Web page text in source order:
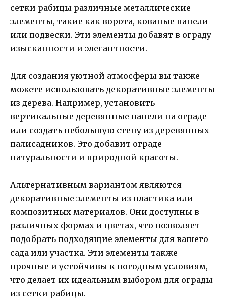
сетки рабицы различные металлические
элементы, такие как ворота, кованые панели
или подвески. Эти элементы добавят в ограду
изысканности и элегантности.
Для создания уютной атмосферы вы также
можете использовать декоративные элементы
из дерева. Например, установить
вертикальные деревянные панели на ограде
или создать небольшую стену из деревянных
палисадников. Это добавит ограде
натуральности и природной красоты.
Альтернативным вариантом являются
декоративные элементы из пластика или
композитных материалов. Они доступны в
различных формах и цветах, что позволяет
подобрать подходящие элементы для вашего
сада или участка. Эти элементы также
прочные и устойчивы к погодным условиям,
что делает их идеальным выбором для ограды
из сетки рабицы.